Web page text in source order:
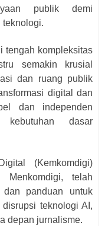
publik demi
teknologi.
tengah kompleksitas
semakin krusial
dan ruang publik
digital dan
dan independen
kebutuhan dasar
(Kemkomdigi)
Menkomdigi, telah
dan panduan untuk
teknologi AI,
depan jurnalisme.